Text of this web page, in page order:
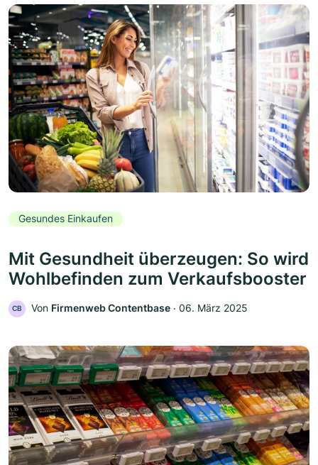
Gesundes Einkaufen
Mit Gesundheit überzeugen: So wird
Wohlbefinden zum Verkaufsbooster
CB Von Firmenweb Contentbase ‧ 06. März 2025